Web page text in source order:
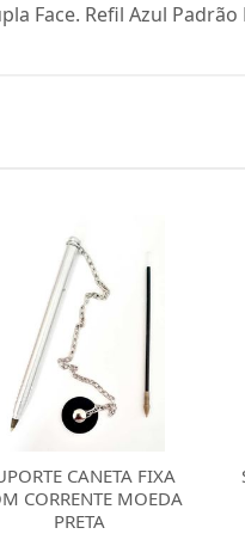
Face. Refil Azul Padrão
CANETA FIXA
CORRENTE DELI
DAILY AZUL